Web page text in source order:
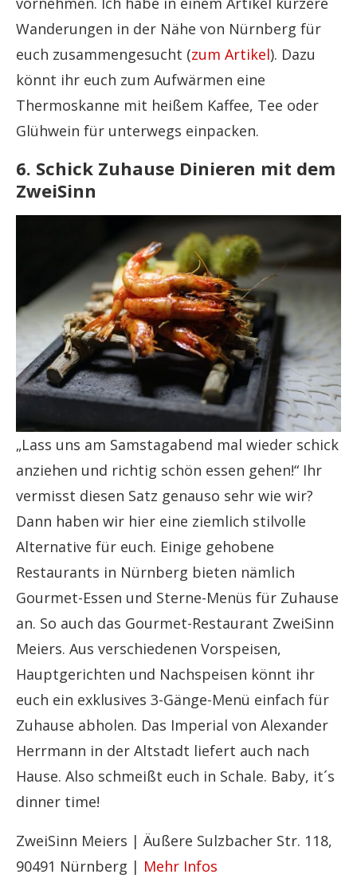
Wanderungen in der Nähe von Nürnberg für
euch zusammengesucht (zum Artikel). Dazu
könnt ihr euch zum Aufwärmen eine
Thermoskanne mit heißem Kaffee, Tee oder
Glühwein für unterwegs einpacken.
6. Schick Zuhause Dinieren mit dem
ZweiSinn
„Lass uns am Samstagabend mal wieder schick
anziehen und richtig schön essen gehen!“ Ihr
vermisst diesen Satz genauso sehr wie wir?
Dann haben wir hier eine ziemlich stilvolle
Alternative für euch. Einige gehobene
Restaurants in Nürnberg bieten nämlich
Gourmet-Essen und Sterne-Menüs für Zuhause
an. So auch das Gourmet-Restaurant ZweiSinn
Meiers. Aus verschiedenen Vorspeisen,
Hauptgerichten und Nachspeisen könnt ihr
euch ein exklusives 3-Gänge-Menü einfach für
Zuhause abholen. Das Imperial von Alexander
Herrmann in der Altstadt liefert auch nach
Hause. Also schmeißt euch in Schale. Baby, it´s
dinner time!
ZweiSinn Meiers | Äußere Sulzbacher Str. 118,
90491 Nürnberg | Mehr Infos